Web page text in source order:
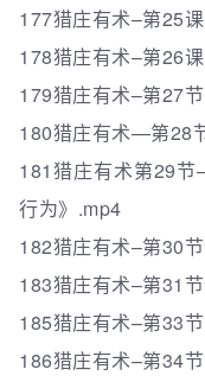
177猎庄有术–第25
178猎庄有术–第26
179猎庄有术–第27
180猎庄有术—第28
181猎庄有术第29节
行为》.mp4
182猎庄有术–第30
183猎庄有术–第31
185猎庄有术–第33
186猎庄有术–第34